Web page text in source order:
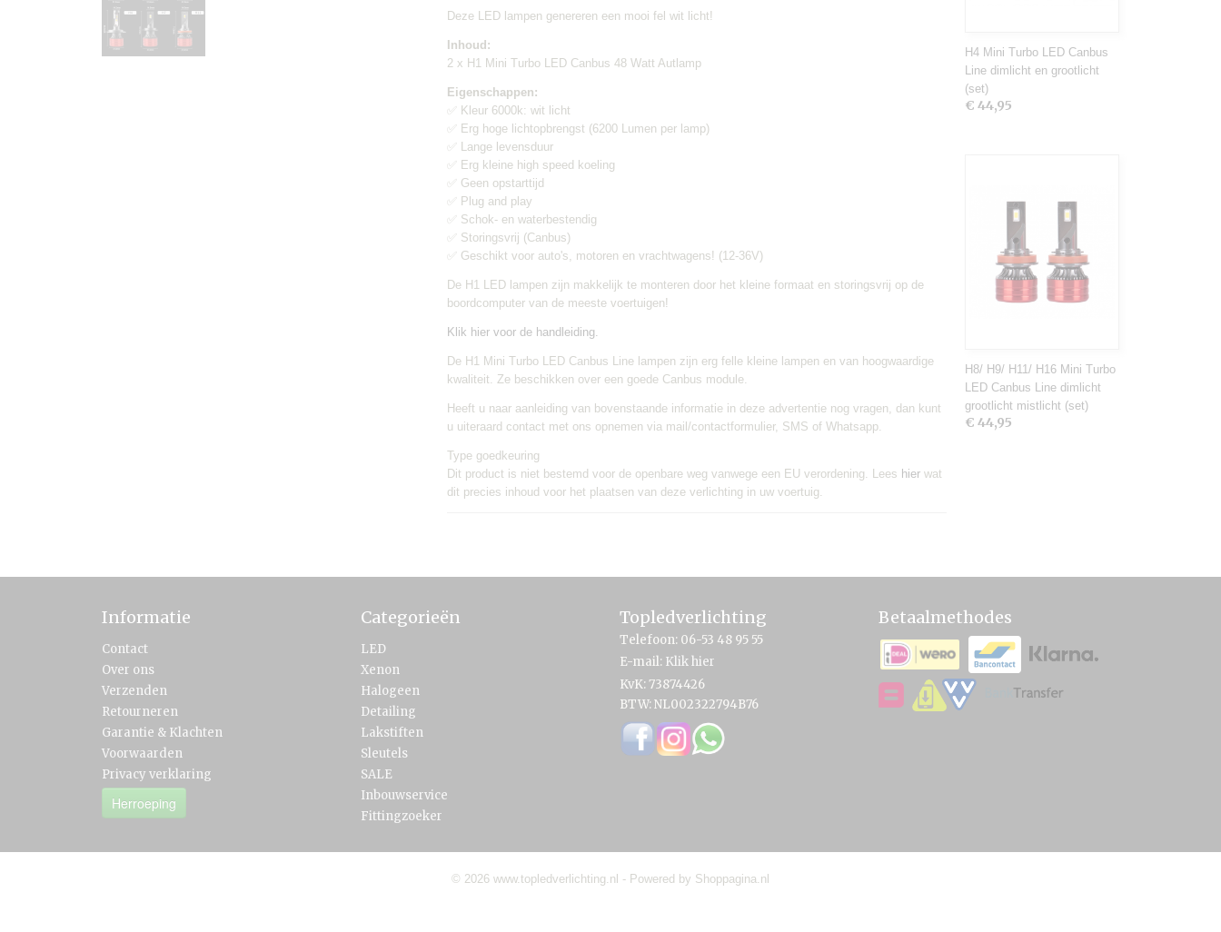
Verzendkosten:
€6,95
Deze LED lampen genereren een mooi fel wit licht!
Inhoud:
2 x H1 Mini Turbo LED Canbus 48 Watt Autlamp
Eigenschappen:
✅ Kleur 6000k: wit licht
✅ Erg hoge lichtopbrengst (6200 Lumen per lamp)
✅ Lange levensduur
✅ Erg kleine high speed koeling
✅ Geen opstarttijd
✅ Plug and play
✅ Schok- en waterbestendig
✅ Storingsvrij (Canbus)
✅ Geschikt voor auto's, motoren en vrachtwagens! (12-36V)
De H1 LED lampen zijn makkelijk te monteren door het kleine formaat en storingsvrij op de
boordcomputer van de meeste voertuigen!
Klik hier voor de handleiding.
De H1 Mini Turbo LED Canbus Line lampen zijn erg felle kleine lampen en van hoogwaardige
kwaliteit. Ze beschikken over een goede Canbus module.
Heeft u naar aanleiding van bovenstaande informatie in deze advertentie nog vragen, dan kunt
u uiteraard contact met ons opnemen via mail/contactformulier, SMS of Whatsapp.
Type goedkeuring
Dit product is niet bestemd voor de openbare weg vanwege een EU verordening. Lees hier wat
dit precies inhoud voor het plaatsen van deze verlichting in uw voertuig.
H4 Mini Turbo LED Canbus
Line dimlicht en grootlicht
(set)
€ 44,95
H8/ H9/ H11/ H16 Mini Turbo
LED Canbus Line dimlicht
grootlicht mistlicht (set)
€ 44,95
Informatie
Contact
Over ons
Verzenden
Retourneren
Garantie & Klachten
Voorwaarden
Privacy verklaring
Herroeping
Categorieën
LED
Xenon
Halogeen
Detailing
Lakstiften
Sleutels
SALE
Inbouwservice
Fittingzoeker
Topledverlichting
Telefoon: 06-53 48 95 55
E-mail: Klik hier
KvK: 73874426
BTW: NL002322794B76
Betaalmethodes
© 2026 www.topledverlichting.nl - Powered by Shoppagina.nl